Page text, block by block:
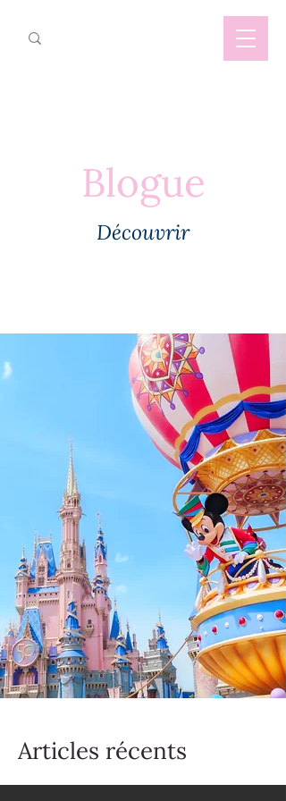
Blogue
Découvrir
Articles récents